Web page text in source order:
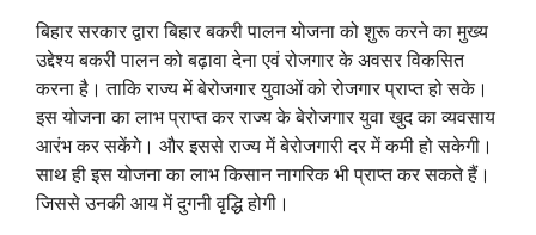
बिहार सरकार द्वारा बिहार बकरी पालन योजना को शुरू करने का मुख्य
उद्देश्य बकरी पालन को बढ़ावा देना एवं रोजगार के अवसर विकसित
करना है। ताकि राज्य में बेरोजगार युवाओं को रोजगार प्राप्त हो सके।
इस योजना का लाभ प्राप्त कर राज्य के बेरोजगार युवा खुद का व्यवसाय
आरंभ कर सकेंगे। और इससे राज्य में बेरोजगारी दर में कमी हो सकेगी।
साथ ही इस योजना का लाभ किसान नागरिक भी प्राप्त कर सकते हैं।
जिससे उनकी आय में दुगनी वृद्धि होगी।